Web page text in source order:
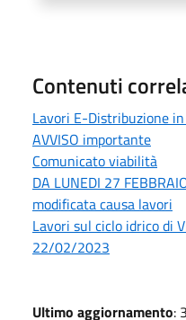
Contenuti
Lavori E-Distribuzione
AVVISO importante
Comunicato viabilità
DA LUNEDI 27
modificata causa lavori
Lavori sul ciclo idrico di
22/02/2023
Ultimo aggiornamento: